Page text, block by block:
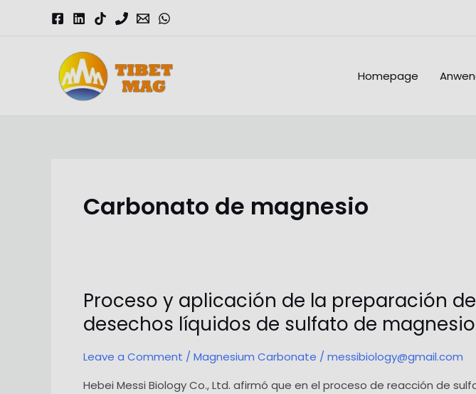
Homepage
Carbonato de magnesio
Proceso y aplicación de la preparación
desechos líquidos de sulfato de
Leave a Comment / Magnesium Carbonate / messibiology@gmail.com
Hebei Messi Biology Co., Ltd. afirmó que en el proceso de reacción de